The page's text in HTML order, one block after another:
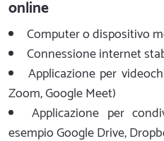
online
Computer o dispositivo
Connessione internet
Applicazione per
Zoom, Google Meet)
Applicazione per
esempio Google Drive,